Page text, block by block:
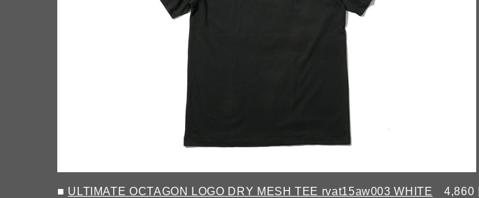
■ ULTIMATE OCTAGON LOGO DRY MESH TEE rvat15aw003 WHITE 4,860